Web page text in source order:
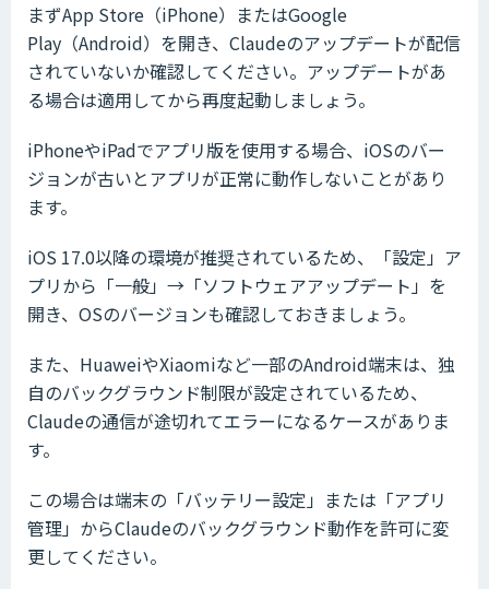
まずApp Store（iPhone）またはGoogle
Play（Android）を開き、Claudeのアップデートが配信
されていないか確認してください。アップデートがあ
る場合は適用してから再度起動しましょう。
iPhoneやiPadでアプリ版を使用する場合、iOSのバー
ジョンが古いとアプリが正常に動作しないことがあり
ます。
iOS 17.0以降の環境が推奨されているため、「設定」ア
プリから「一般」→「ソフトウェアアップデート」を
開き、OSのバージョンも確認しておきましょう。
また、HuaweiやXiaomiなど一部のAndroid端末は、独
自のバックグラウンド制限が設定されているため、
Claudeの通信が途切れてエラーになるケースがありま
す。
この場合は端末の「バッテリー設定」または「アプリ
管理」からClaudeのバックグラウンド動作を許可に変
更してください。